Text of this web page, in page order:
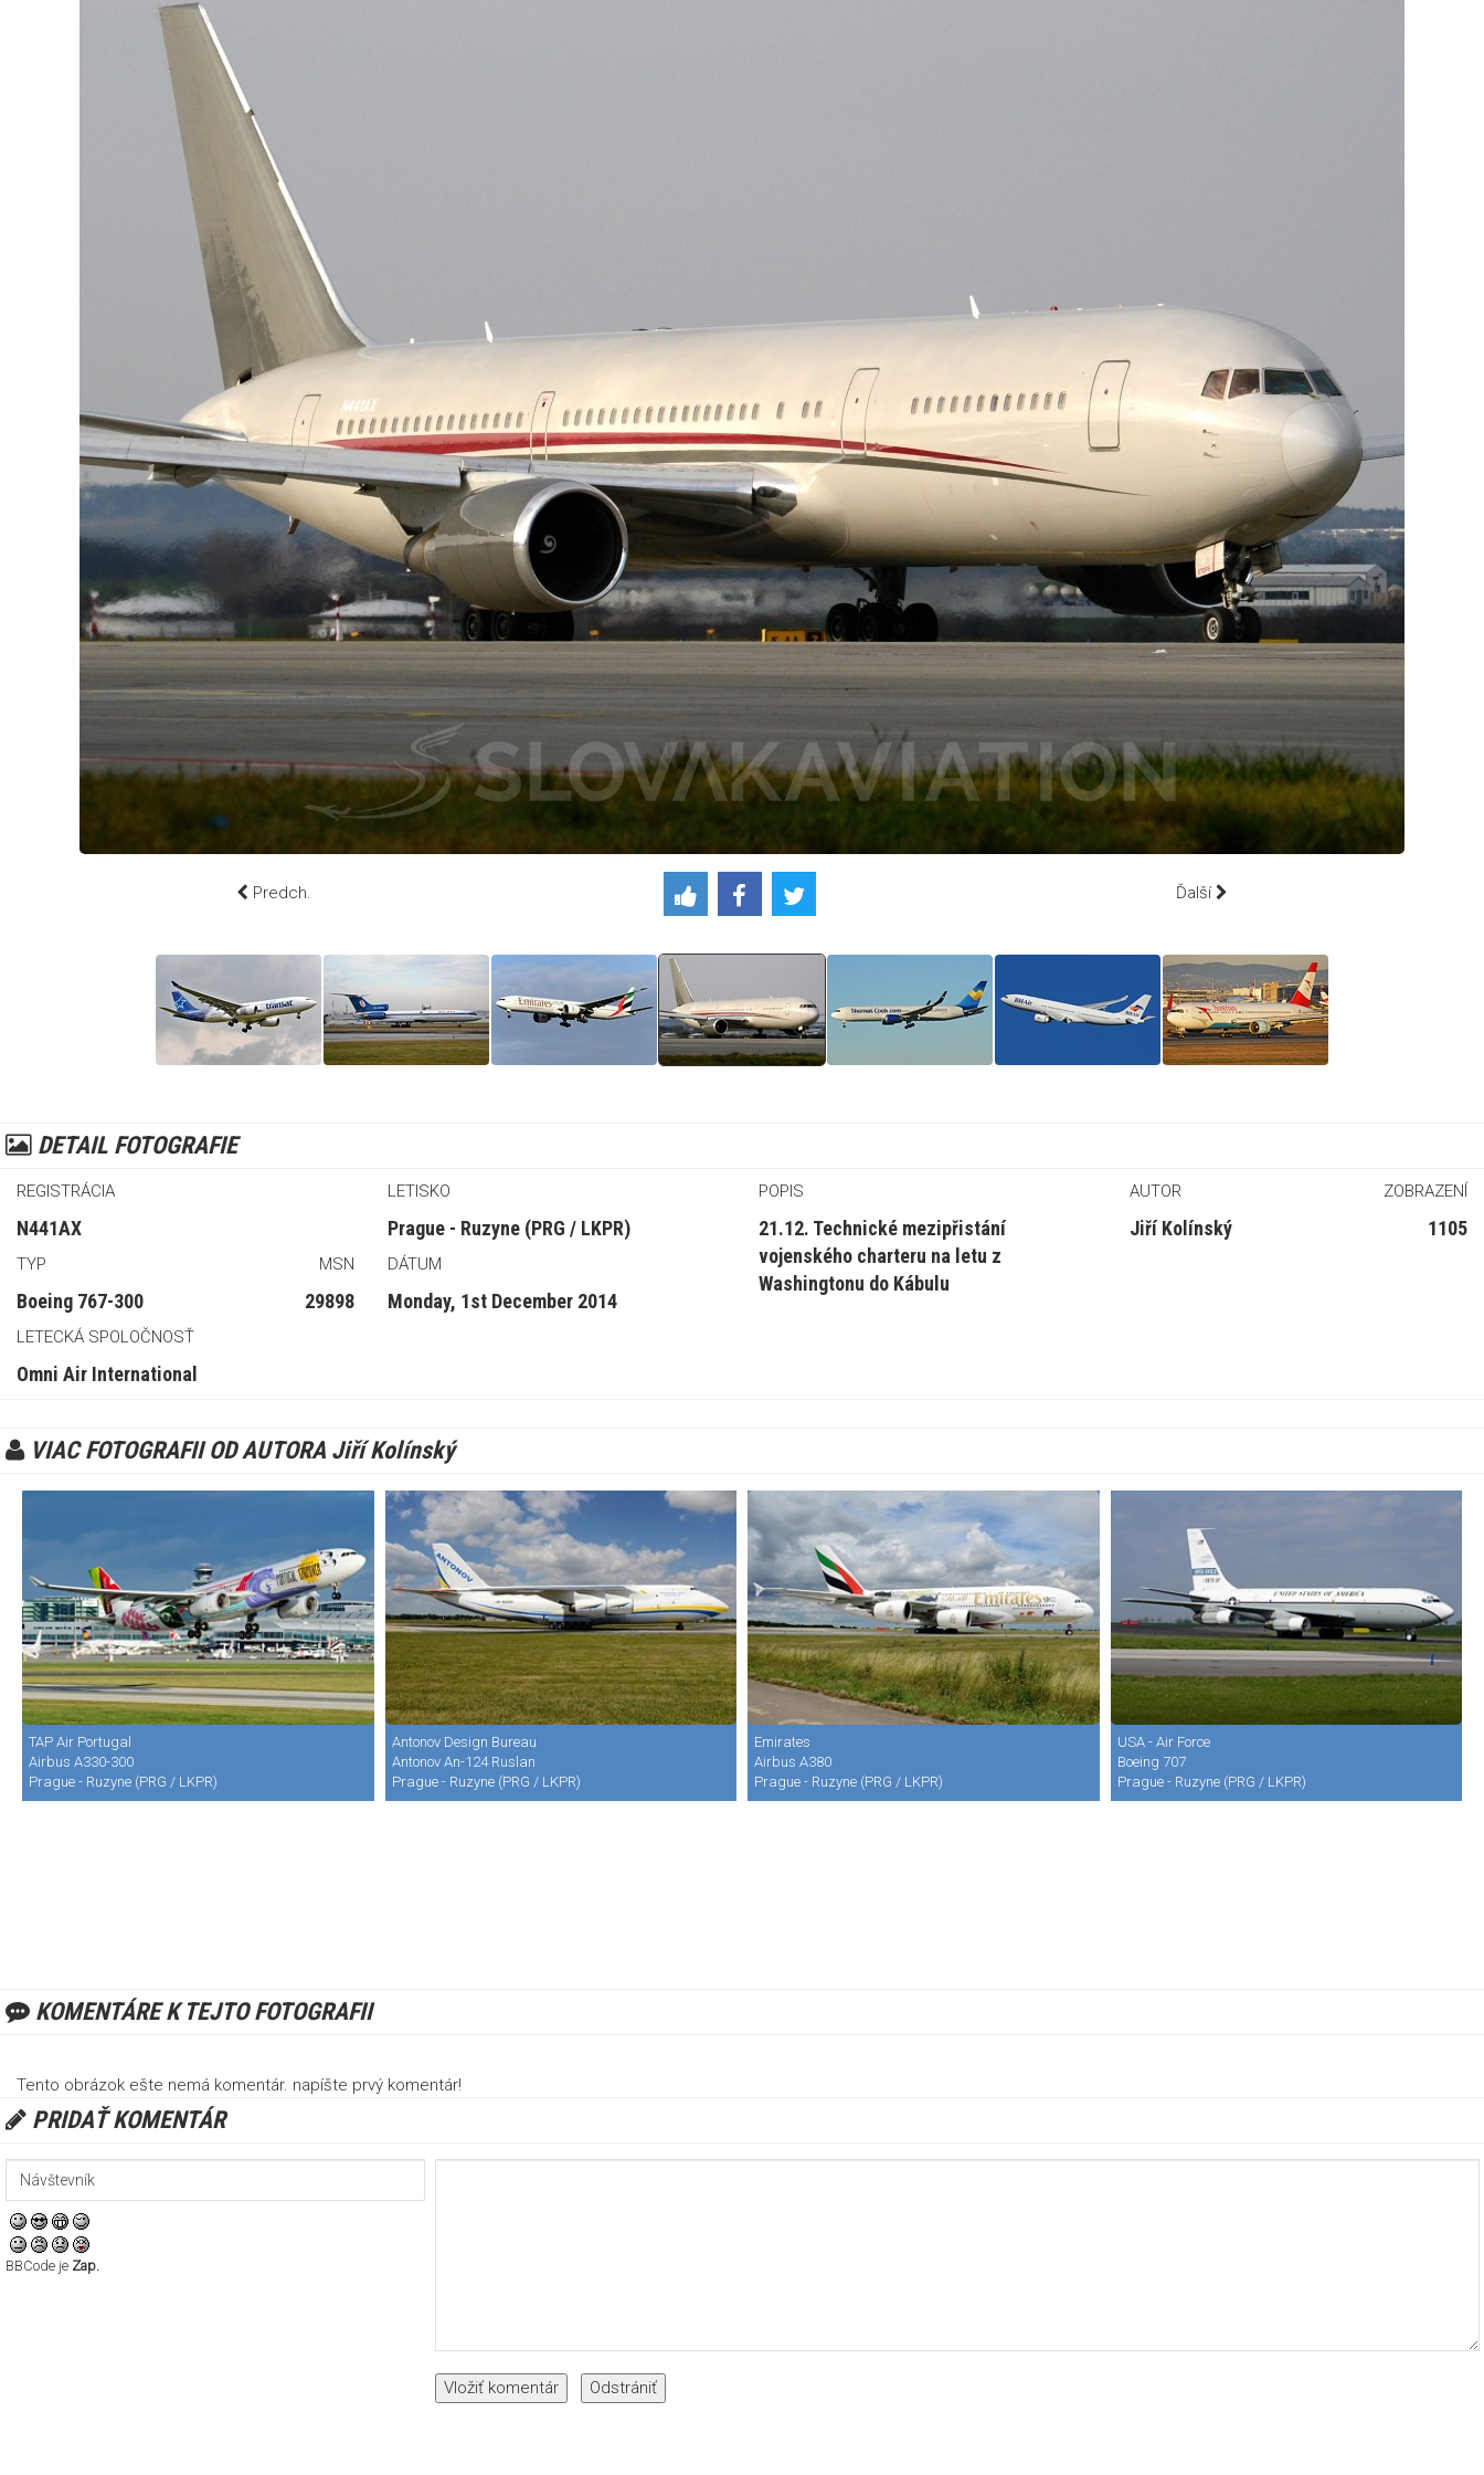
Predch. Ďalší
DETAIL FOTOGRAFIE
REGISTRÁCIA
N441AX
TYP MSN
Boeing 767-300 29898
LETECKÁ SPOLOČNOSŤ
Omni Air International
LETISKO
Prague - Ruzyne (PRG / LKPR)
DÁTUM
Monday, 1st December 2014
POPIS
21.12. Technické mezipřistání
vojenského charteru na letu z
Washingtonu do Kábulu
AUTOR ZOBRAZENÍ
Jiří Kolínský 1105
VIAC FOTOGRAFII OD AUTORA Jiří Kolínský
TAP Air Portugal
Airbus A330-300
Prague - Ruzyne (PRG / LKPR)
Antonov Design Bureau
Antonov An-124 Ruslan
Prague - Ruzyne (PRG / LKPR)
Emirates
Airbus A380
Prague - Ruzyne (PRG / LKPR)
USA - Air Force
Boeing 707
Prague - Ruzyne (PRG / LKPR)
KOMENTÁRE K TEJTO FOTOGRAFII
Tento obrázok ešte nemá komentár. napíšte prvý komentár!
PRIDAŤ KOMENTÁR
BBCode je Zap.